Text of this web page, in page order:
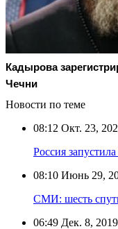
Кадырова
Чечни
Новости по теме
08:12 Окт. 23,
Россия
08:10 Июнь 29,
СМИ: шесть
06:49 Дек. 8, 2019